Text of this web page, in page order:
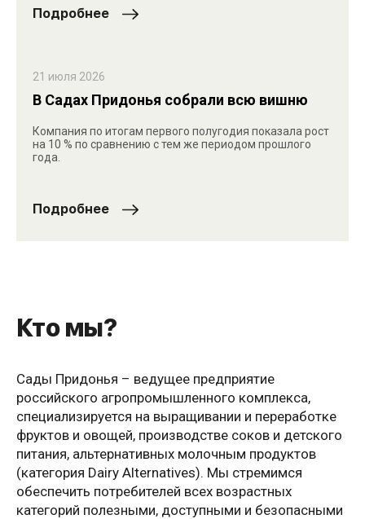
Подробнее
21 июля 2026
В Садах Придонья собрали всю вишню
Компания по итогам первого полугодия показала рост
на 10 % по сравнению с тем же периодом прошлого
года.
Подробнее
Кто мы?
Сады Придонья – ведущее предприятие
российского агропромышленного комплекса,
специализируется на выращивании и переработке
фруктов и овощей, производстве соков и детского
питания, альтернативных молочным продуктов
(категория Dairy Alternatives). Мы стремимся
обеспечить потребителей всех возрастных
категорий полезными, доступными и безопасными